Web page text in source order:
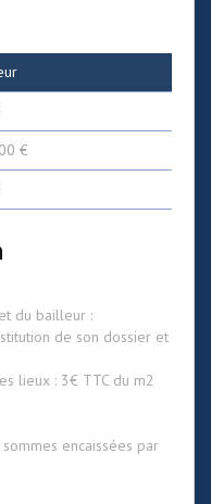
€
du bailleur :
de son dossier et
lieux : 3€ TTC du m2
encaissées par